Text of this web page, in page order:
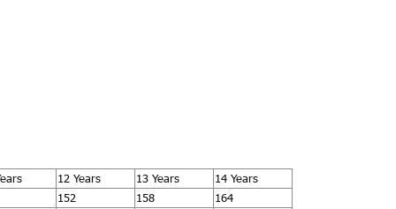
12 Years 13 Years
14 Years
152 158
164